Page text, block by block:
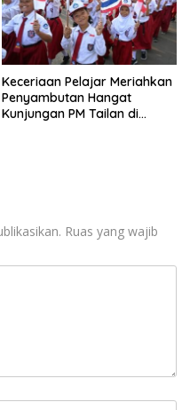
Keceriaan Pelajar Meriahkan
Penyambutan Hangat
Kunjungan PM Tailan di
Ruas yang wajib